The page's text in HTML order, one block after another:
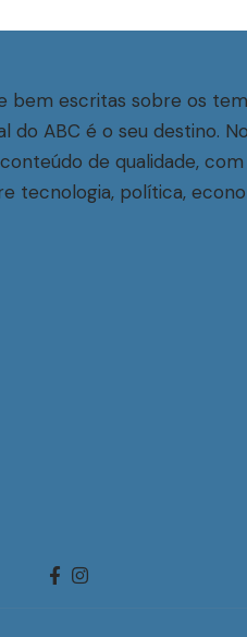
bem escritas sobre os
ABC é o seu destino.
de qualidade, com
tecnologia, política,